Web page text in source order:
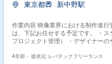
東京都
新中野駅
作業内容 映像業界における制作進行管理
は、下記お任せする予定です。 ・
プロジェクト管理） ・デザイナーのサポート
4年前・ 提供元: レバテックフリーランス